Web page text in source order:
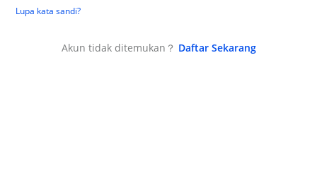
Lupa kata sandi?
Akun tidak ditemukan？ Daftar Sekarang